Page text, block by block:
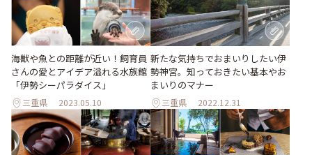
海獣や魚との距離が近い！飼育員
さんの愛とアイデア溢れる水族館
「伊勢シーパラダイス」
三重県 2023.05.10
新たな気持ちでおまいりしたい伊
勢神宮。知っておきたい基本やお
まいりのマナー
三重県 2022.12.31